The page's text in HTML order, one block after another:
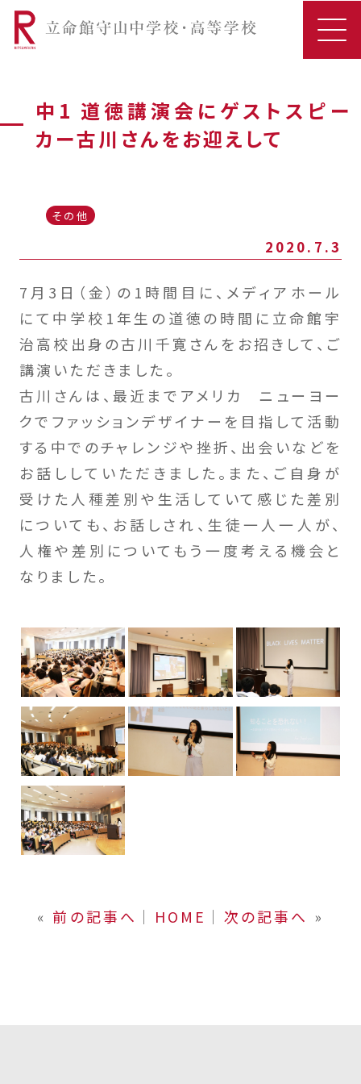
中1 道徳講演会にゲストスピー
カー古川さんをお迎えして
その他
2020.7.3
7月3日（金）の1時間目に、メディアホール
にて中学校1年生の道徳の時間に立命館宇
治高校出身の古川千寛さんをお招きして、ご
講演いただきました。
古川さんは、最近までアメリカ ニューヨー
クでファッションデザイナーを目指して活動
する中でのチャレンジや挫折、出会いなどを
お話ししていただきました。また、ご自身が
受けた人種差別や生活していて感じた差別
についても、お話しされ、生徒一人一人が、
人権や差別についてもう一度考える機会と
なりました。
« 前の記事へ │ HOME │ 次の記事へ »